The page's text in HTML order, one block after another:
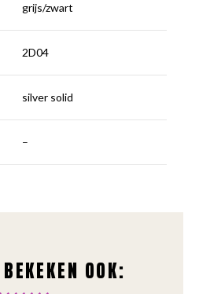
grijs/zwart
2D04
silver solid
–
OOK: